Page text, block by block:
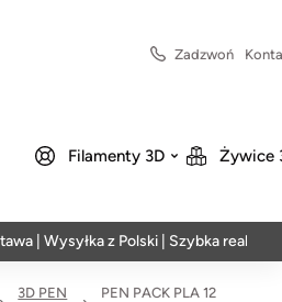
Zadzwoń
Filamenty 3D Żywice
z Polski | Szybka realizacja w 24h
3D PEN
PEN PACK PLA 12